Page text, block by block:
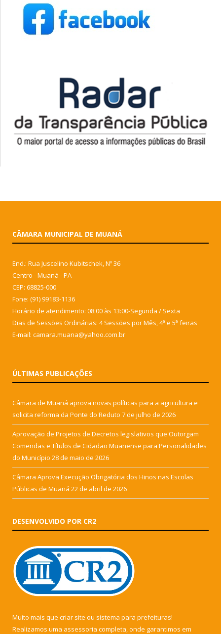
CÂMARA MUNICIPAL DE MUANÁ
End.: Rua Juscelino Kubitschek, Nº 36
Centro - Muaná - PA
CEP: 68825-000
Fone: (91) 99183-1136
Horário de atendimento: 08:00 às 13:00-Segunda / Sexta
Dias de Sessões Ordinárias: 4 Sessões por Mês, 4ª e 5ª feiras
E-mail: camara.muana@yahoo.com.br
ÚLTIMAS PUBLICAÇÕES
Câmara de Muaná aprova novas políticas para a agricultura e
solicita reforma da Ponte do Reduto 7 de julho de 2026
Aprovação de Projetos de Decretos legislativos que Outorgam
Comendas e Títulos de Cidadão Muanense para Personalidades
do Município 28 de maio de 2026
Câmara Aprova Execução Obrigatória dos Hinos nas Escolas
Públicas de Muaná 22 de abril de 2026
DESENVOLVIDO POR CR2
Muito mais que criar site ou sistema para prefeituras!
Realizamos uma assessoria completa, onde garantimos em